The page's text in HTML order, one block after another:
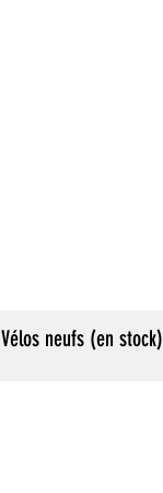
Vélos neufs (en stock)